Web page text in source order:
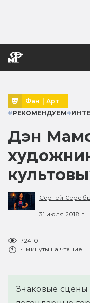
Фан | Арт
#РЕКОМЕНДУЕМ#
Дэн
Сергей
31 июля 2018 г.
72410
4 минуты на чтение
Знаковые сцены